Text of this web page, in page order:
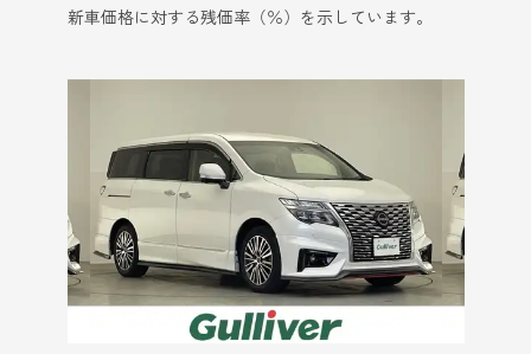
新車価格に対する残価率（％）を示しています。